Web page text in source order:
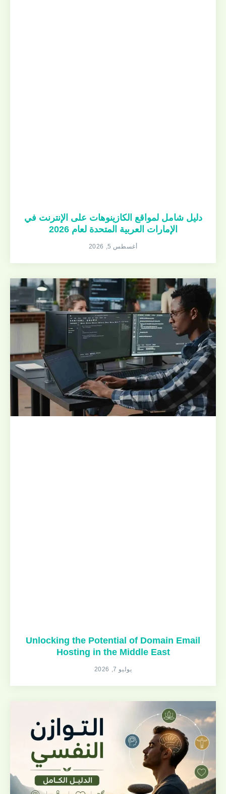
دليل شامل لمواقع الكازينوهات على الإنترنت في
الإمارات العربية المتحدة لعام 2026
أغسطس 5, 2026
Unlocking the Potential of Domain Email
Hosting in the Middle East
يوليو 7, 2026